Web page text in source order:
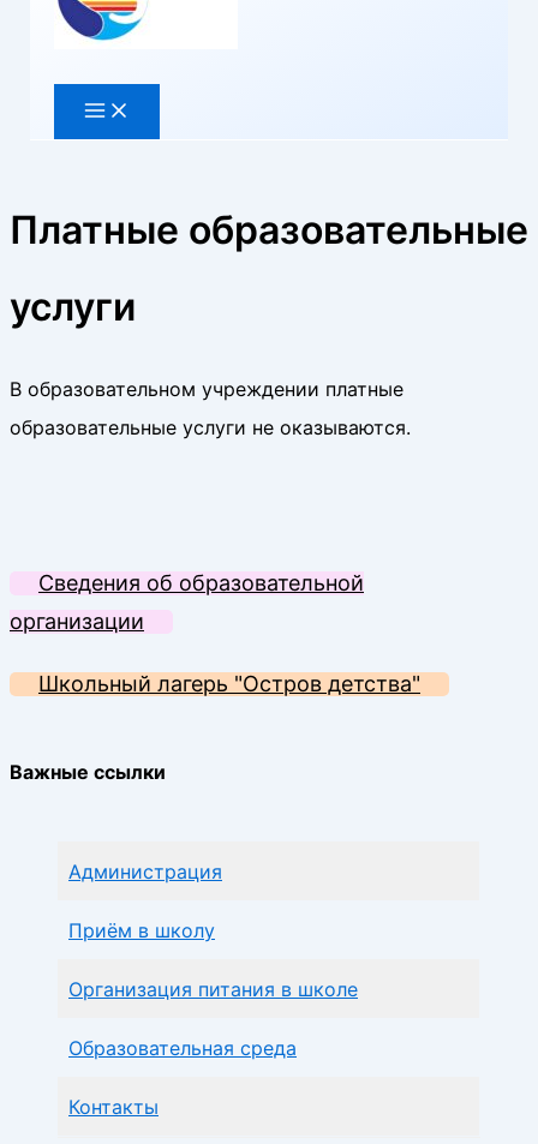
содержимому
Сведения об образовательной
организации
Школьный лагерь "Остров детства"
Важные ссылки
Администрация
Приём в школу
Организация питания в школе
Образовательная среда
Контакты
Платные образовательные
услуги
В образовательном учреждении платные
образовательные услуги не оказываются.